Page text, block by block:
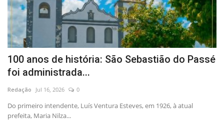
100 anos de história: São Sebastião do Passé
foi administrada...
Redação Jul 16, 2026 0
Do primeiro intendente, Luís Ventura Esteves, em 1926, à atual
prefeita, Maria Nilza...